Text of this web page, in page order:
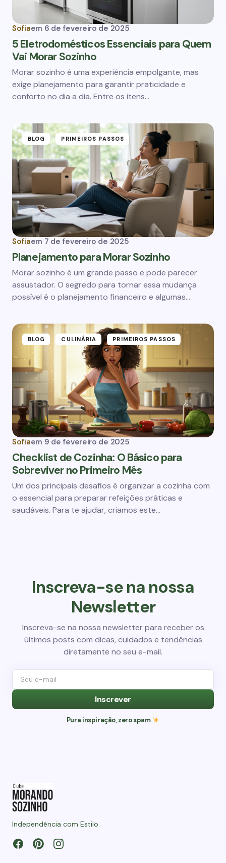
Sofiaem 6 de fevereiro de 2025
5 Eletrodomésticos Essenciais para Quem
Vai Morar Sozinho
Morar sozinho é uma experiência empolgante, mas
exige planejamento para garantir praticidade e
conforto no dia a dia. Entre os itens…
BLOG PRIMEIROS PASSOS
Sofiaem 7 de fevereiro de 2025
Planejamento para Morar Sozinho
Morar sozinho é um grande passo e pode parecer
assustador. O segredo para tornar essa mudança
possível é o planejamento financeiro e algumas…
BLOG CULINÁRIA PRIMEIROS PASSOS
Sofiaem 9 de fevereiro de 2025
Checklist de Cozinha: O Básico para
Sobreviver no Primeiro Mês
Um dos principais desafios é organizar a cozinha com
o essencial para preparar refeições práticas e
saudáveis. Para te ajudar, criamos este…
Inscreva-se na nossa
Newsletter
Inscreva-se na nossa newsletter para receber os
últimos posts com dicas, cuidados e tendências
diretamente no seu e-mail.
Inscrever
Pura inspiração, zero spam
Independência com Estilo.